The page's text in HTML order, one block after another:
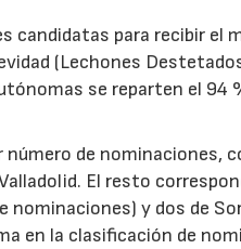
candidatas para recibir el
(Lechones
se reparten el 94
de nominaciones,
El resto
y dos de
en la clasificación de